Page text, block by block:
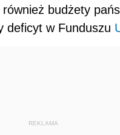
budżety
deficyt w Funduszu
REKLAMA